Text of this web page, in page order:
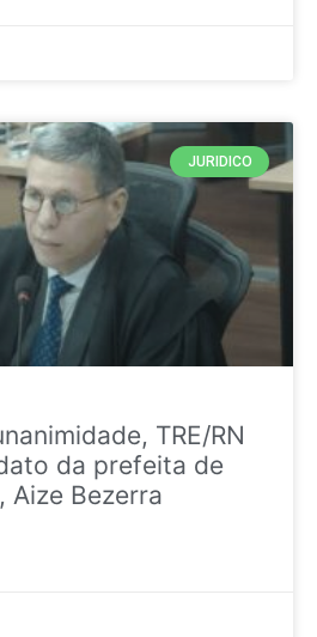
JURIDICO
TRE/RN
da prefeita de
Aize Bezerra